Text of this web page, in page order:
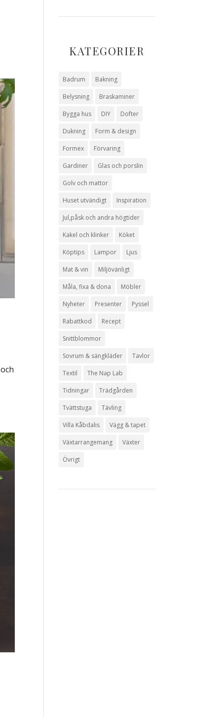
KATEGORIER
Badrum Bakning
Belysning Braskaminer
Bygga hus DIY Dofter
Dukning Form & design
Formex Förvaring
Gardiner Glas och porslin
Golv och mattor
Huset utvändigt Inspiration
Jul,påsk och andra högtider
Kakel och klinker Köket
Köptips Lampor Ljus
Mat & vin Miljövänligt
Måla, fixa & dona Möbler
Nyheter Presenter Pyssel
Rabattkod Recept
Snittblommor
Sovrum & sängkläder Tavlor
Textil The Nap Lab
Tidningar Trädgården
Tvättstuga Tävling
Villa Kåbdalis Vägg & tapet
Växtarrangemang Växter
Övrigt